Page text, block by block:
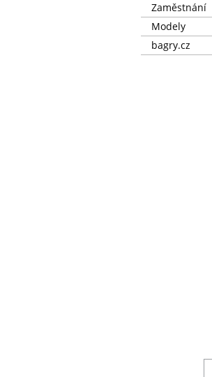
Zaměstnání
Modely
bagry.cz